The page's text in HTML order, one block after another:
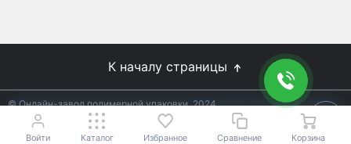
К началу страницы
© Онлайн-завод полимерной упаковки, 2024
Не является публичной офертой.Условия уточняйте у
менеджеров.
Войти Каталог Избранное Сравнение Корзина